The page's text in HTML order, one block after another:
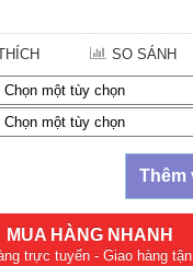
SO SÁNH
Thêm
MUA HÀNG NHANH
trực tuyến - Giao hàng